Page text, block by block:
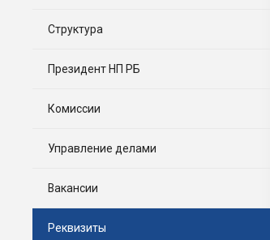
Структура
Президент НП РБ
Комиссии
Управление делами
Вакансии
Реквизиты